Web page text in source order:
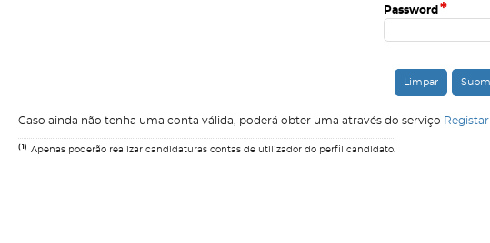
Password *
Caso ainda não tenha uma conta válida, poderá obter uma através do serviço Registar
(1) Apenas poderão realizar candidaturas contas de utilizador do perfil candidato.